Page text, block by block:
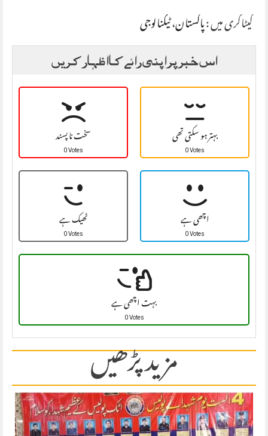
کیٹاگری میں :پاکستان،ٹیکنالوجی
اس خبر پر اپنی رائے کا اظہار کریں
سخت نا پسند
0 Votes بہتر ہو سکتی تھی
0 Votes
ٹھیک ہے
0 Votes اچھی ہے
0 Votes
بہت اچھی ہے
0 Votes
مزید پڑھیں